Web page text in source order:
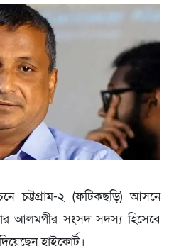
চট্টগ্রাম-২ (ফটিকছড়ি) আসনে
আলমগীর সংসদ সদস্য হিসেবে
হাইকোর্ট।